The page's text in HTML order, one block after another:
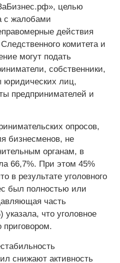
целью
с жалобами
действия
комитета и
могут подать
собственники,
юридических лиц,
предпринимателей и
опросов,
бизнесменов, не
органам, в
66,7%. При этом 45%
в результате уголовного
был полностью или
часть
что уголовное
снижают активность